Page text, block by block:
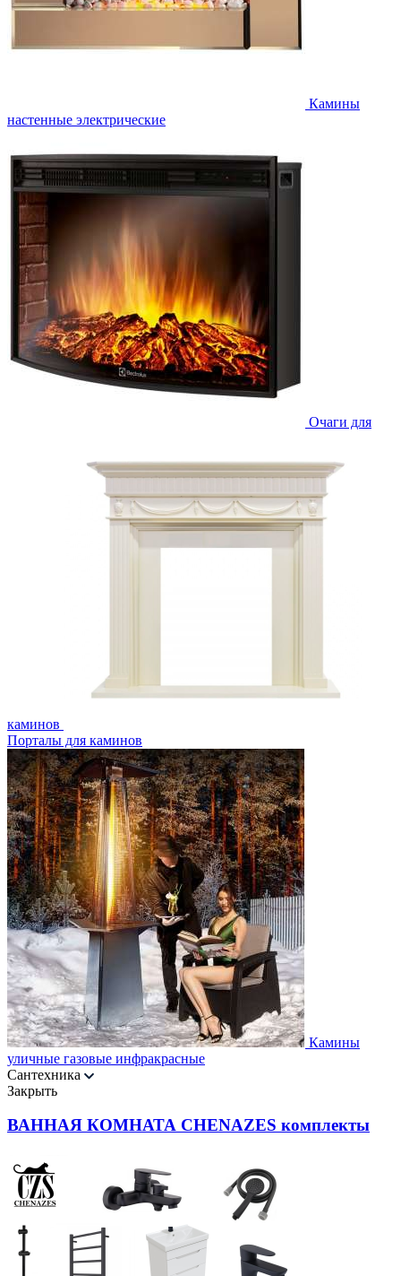
Камины
настенные электрические
Очаги для
каминов
Порталы для каминов
Камины
уличные газовые инфракрасные
Сантехника
Закрыть
ВАННАЯ КОМНАТА CHENAZES комплекты